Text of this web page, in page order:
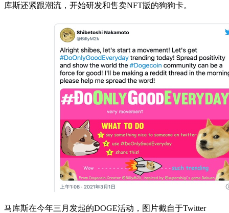
库斯还紧跟潮流，开始研发和售卖NFT版的狗狗卡。
马库斯在今年三月发起的DOGE活动，图片截自于Twitter